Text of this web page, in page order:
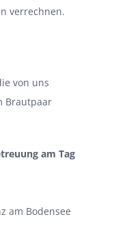
verrechnen.
von uns
Brautpaar
am Tag
am Bodensee